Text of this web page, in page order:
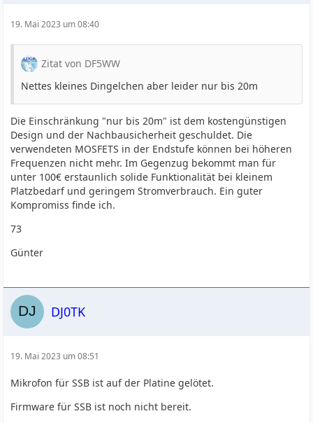
19. Mai 2023 um 08:40
Zitat von DF5WW
Nettes kleines Dingelchen aber leider nur bis 20m
Die Einschränkung "nur bis 20m" ist dem kostengünstigen
Design und der Nachbausicherheit geschuldet. Die
verwendeten MOSFETS in der Endstufe können bei höheren
Frequenzen nicht mehr. Im Gegenzug bekommt man für
unter 100€ erstaunlich solide Funktionalität bei kleinem
Platzbedarf und geringem Stromverbrauch. Ein guter
Kompromiss finde ich.
73
Günter
DJ0TK
19. Mai 2023 um 08:51
Mikrofon für SSB ist auf der Platine gelötet.
Firmware für SSB ist noch nicht bereit.